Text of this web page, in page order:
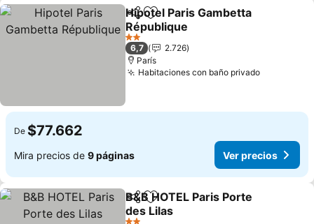
CompartirAgregar a favoritos
Hipotel Paris Gambetta
République
2 Estrellas
6,7
2.726
París
Habitaciones con baño privado
De $77.662
Mira precios de 9 páginas Ver precios
CompartirAgregar a favoritos
B&B HOTEL Paris Porte
des Lilas